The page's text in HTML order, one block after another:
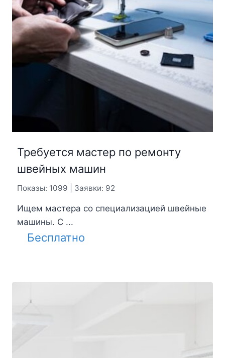
Требуется мастер по ремонту
швейных машин
Показы: 1099 | Заявки: 92
Ищем мастера со специализацией швейные
машины. С ...
Бесплатно